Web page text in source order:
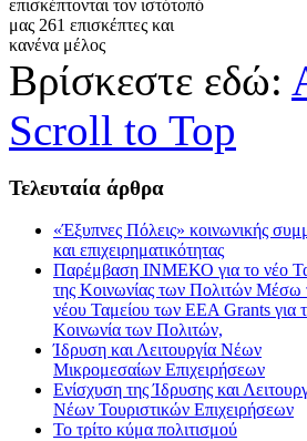
επισκέπτονται τον ιστότοπό
μας 261 επισκέπτες και
κανένα μέλος
Βρίσκεστε εδώ:
Scroll to Top
Τελευταία άρθρα
«Έξυπνες Πόλεις» κοινωνικής
και επιχειρηματικότητας
Παρέμβαση ΙΝΜΕΚΟ για το νέο
της Κοινωνίας των Πολιτών Μέσω
νέου Ταμείου των ΕΕΑ Grants για
Κοινωνία των Πολιτών,
Ίδρυση και Λειτουργία Νέων
Μικρομεσαίων Επιχειρήσεων
Ενίσχυση της Ίδρυσης και
Νέων Τουριστικών Επιχειρήσεων
Το τρίτο κύμα πολιτισμού